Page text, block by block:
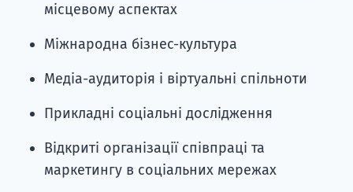
місцевому аспектах
Міжнародна бізнес-культура
Медіа-аудиторія і віртуальні спільноти
Прикладні соціальні дослідження
Відкриті організації співпраці та
маркетингу в соціальних мережах